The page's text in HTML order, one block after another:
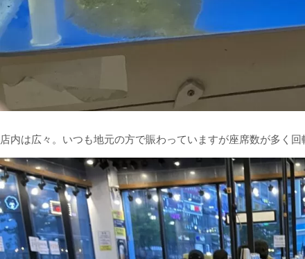
店内は広々。いつも地元の方で賑わっていますが座席数が多く